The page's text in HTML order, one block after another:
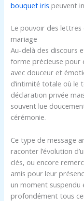
bouquet iris peuvent
Le pouvoir des lettres
mariage
Au-delà des discours
forme précieuse pour
avec douceur et
d’intimité totale où le
déclaration privée
souvent lue
cérémonie.
Ce type de message
raconter l’évolution
clés, ou encore
amis pour leur
un moment
profondément tous